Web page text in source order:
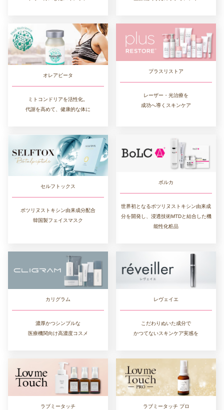
オレアビータ
ミトコンドリアを活性化。
代謝を高めて、健康的な体に
プラスリストア
レーザー・光治療を
成功へ導くスキンケア
セルフトックス
ボツリヌストキシン由来成分配合
韓国製フェイスマスク
ボルカ
世界初となるボツリヌストキシン由来成
分を開発し、浸透技術MTDと結合した機
能性化粧品
カリグラム
濃厚かつシンプルな
医療機関向け高濃度コスメ
レヴェイエ
こだわりぬいた成分で
かつてないスキンケア実感を
ラブミータッチ ラブミータッチ プロ